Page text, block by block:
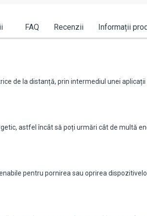
FAQ Recenzii Informații
de la distanță, prin intermediul unei
astfel încât să poți urmări cât de multă
pentru pornirea sau oprirea